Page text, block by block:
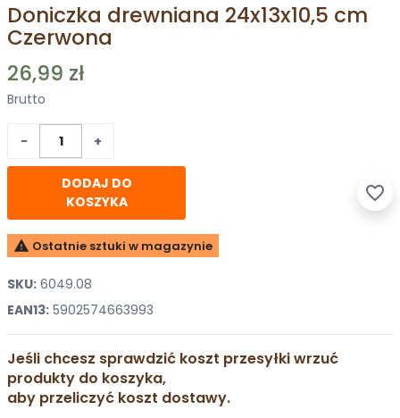
Doniczka drewniana 24x13x10,5 cm
Czerwona
26,99 zł
Brutto
− +
DODAJ DO
KOSZYKA
favorite_border
 Ostatnie sztuki w magazynie
SKU: 6049.08
EAN13: 5902574663993
Jeśli chcesz sprawdzić koszt przesyłki wrzuć
produkty do koszyka,
aby przeliczyć koszt dostawy.